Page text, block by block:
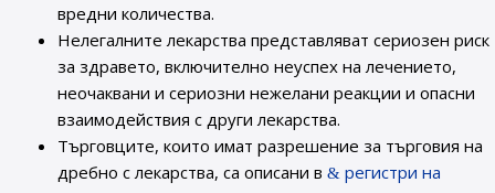
вредни количества.
Нелегалните лекарства представляват сериозен риск
за здравето, включително неуспех на лечението,
неочаквани и сериозни нежелани реакции и опасни
взаимодействия с други лекарства.
Търговците, които имат разрешение за търговия на
дребно с лекарства, са описани в
регистри на